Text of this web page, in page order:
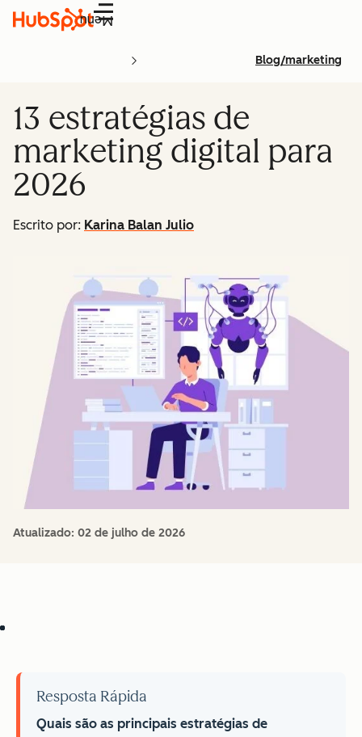
Menu
Blog/marketing
13 estratégias de
marketing digital para
2026
Escrito por: Karina Balan Julio
Atualizado: 02 de julho de 2026
Resposta Rápida
Quais são as principais estratégias de